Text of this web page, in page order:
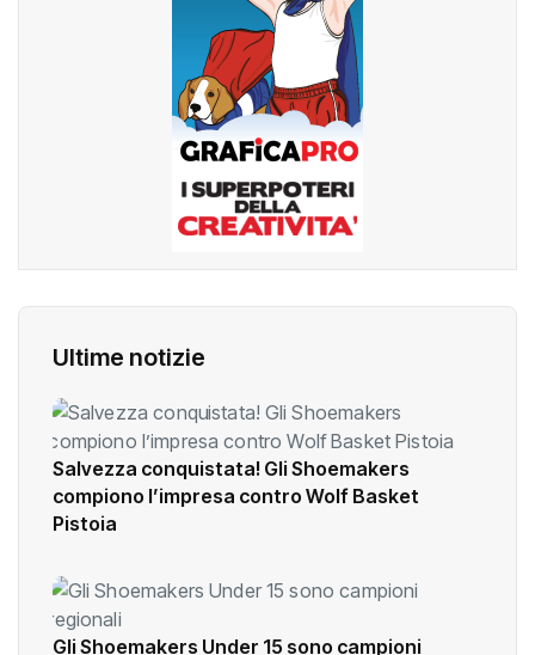
Ultime notizie
Salvezza conquistata! Gli Shoemakers
compiono l’impresa contro Wolf Basket
Pistoia
Gli Shoemakers Under 15 sono campioni